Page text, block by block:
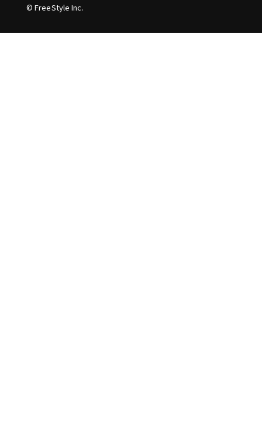
© FreeStyle Inc.